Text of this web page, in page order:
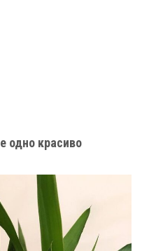
одно красиво